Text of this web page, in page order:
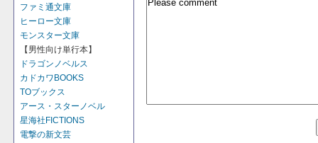
ファミ通文庫
ヒーロー文庫
モンスター文庫
【男性向け単行本】
ドラゴンノベルス
カドカワBOOKS
TOブックス
アース・スターノベル
星海社FICTIONS
電撃の新文芸